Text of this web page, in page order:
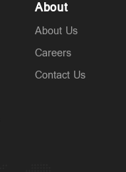
About
About Us
Careers
Contact Us